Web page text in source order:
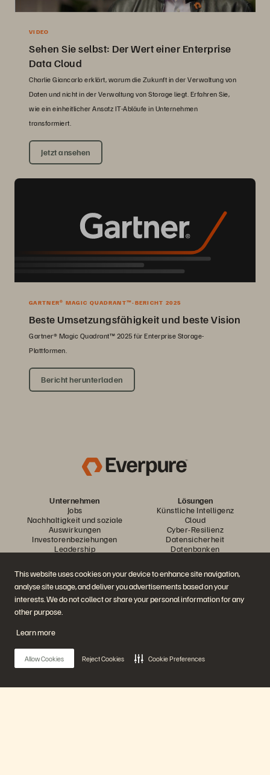
This website uses cookies on your device to enhance site navigation,
analyse site usage, and deliver you advertisements based on your
interests. We do not collect or share your personal information for any
other purpose.
Learn more
Allow Cookies Reject Cookies Cookie Preferences
VIDEO
Sehen Sie selbst: Der Wert einer Enterprise
Data Cloud
Charlie Giancarlo erklärt, warum die Zukunft in der Verwaltung von
Daten und nicht in der Verwaltung von Storage liegt. Erfahren Sie,
wie ein einheitlicher Ansatz IT-Abläufe in Unternehmen
transformiert.
Jetzt ansehen
GARTNER® MAGIC QUADRANT™-BERICHT 2025
Beste Umsetzungsfähigkeit und beste Vision
Gartner® Magic Quadrant™ 2025 für Enterprise Storage-
Plattformen.
Bericht herunterladen
Unternehmen
Jobs
Nachhaltigkeit und soziale
Auswirkungen
Investorenbeziehungen
Leadership
Lösungen
Künstliche Intelligenz
Cloud
Cyber-Resilienz
Datensicherheit
Datenbanken
Plattform und Produkte
Enterprise Data Cloud
Die Everpure-Plattform
FlashArray
FlashBlade//EXA
Portworx
Partner
Partnerübersicht
Partner Central
Ressourcen